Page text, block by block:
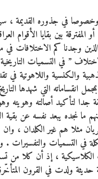
في جذوره القديمة ،
بين بقايا الأقوام
وجدنا كم الاختلافات في
” في التسميات
والكنسية واللاهوتية في
انقساماته التي شهدها
لتأكيد أصالته وهويته
ما نجده يبعد نفسه عن بقية
مثلا هم غير الكلدان ، وان
في التسميات
الكلاسيكية ، إذ أن كلا من
حديثة ولدت في القرون